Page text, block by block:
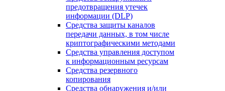
предотвращения утечек
информации (DLP)
Средства защиты каналов
передачи данных, в том числе
криптографическими методами
Средства управления доступом
к информационным ресурсам
Средства резервного
копирования
Средства обнаружения и/или